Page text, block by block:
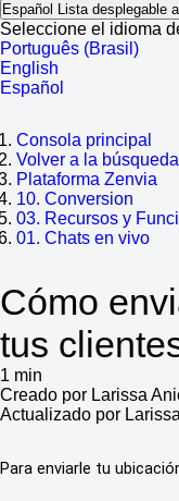
Español Lista desplegable
Seleccione el idioma
Português (Brasil)
English
Español
Consola principal
Volver a la búsqueda
Plataforma Zenvia
10. Conversion
03. Recursos y
01. Chats en vivo
Cómo
tus
1 min
Creado por Larissa
Actualizado por
Para enviarle tu